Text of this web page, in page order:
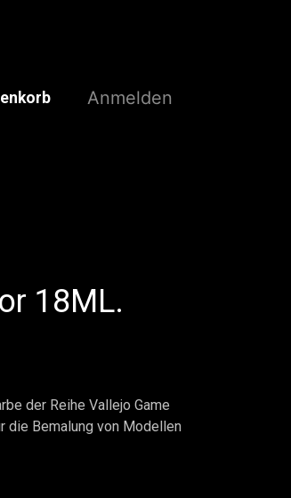
Anmelden
18ML.
der Reihe Vallejo Game
die Bemalung von Modellen